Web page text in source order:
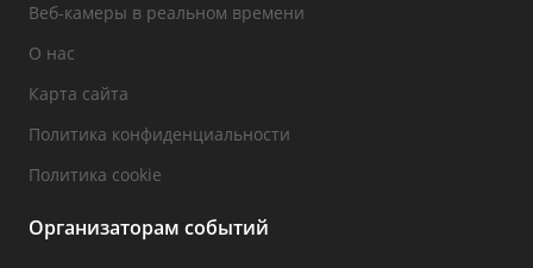
Веб-камеры в реальном времени
О нас
Карта сайта
Политика конфиденциальности
Политика cookie
Организаторам событий